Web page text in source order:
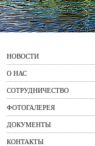
НОВОСТИ
О НАС
СОТРУДНИЧЕСТВО
ФОТОГАЛЕРЕЯ
ДОКУМЕНТЫ
КОНТАКТЫ